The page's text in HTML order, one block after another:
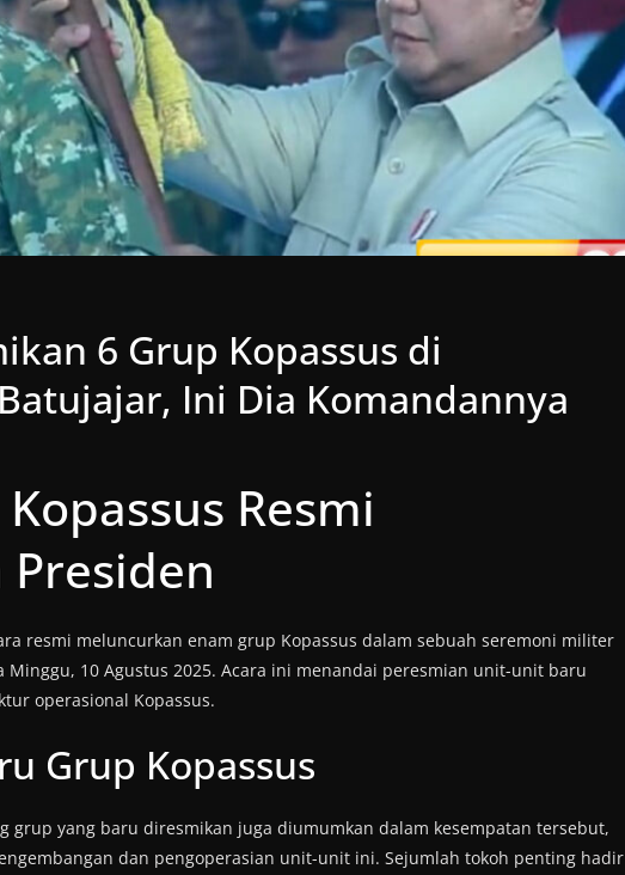
6 Grup Kopassus di
Ini Dia Komandannya
Resmi
resmi meluncurkan enam grup Kopassus dalam sebuah seremoni militer
Minggu, 10 Agustus 2025. Acara ini menandai peresmian unit-unit baru
operasional Kopassus.
Grup Kopassus
grup yang baru diresmikan juga diumumkan dalam kesempatan tersebut,
dan pengoperasian unit-unit ini. Sejumlah tokoh penting hadir